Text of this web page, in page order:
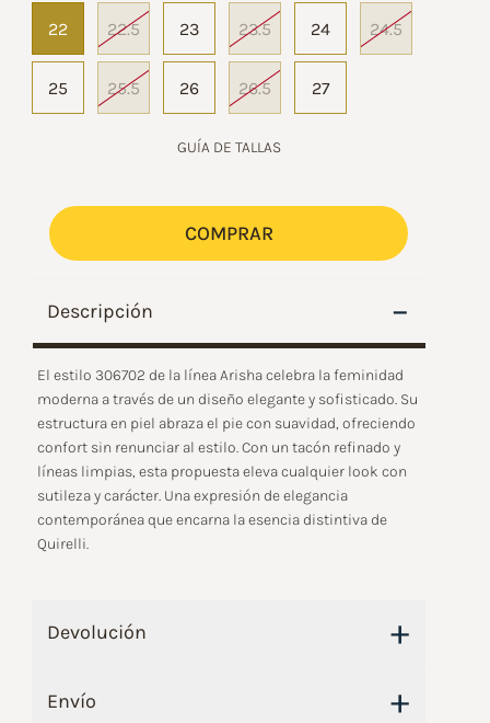
Descripción –
El estilo 306702 de la línea Arisha celebra la feminidad
moderna a través de un diseño elegante y sofisticado. Su
estructura en piel abraza el pie con suavidad, ofreciendo
confort sin renunciar al estilo. Con un tacón refinado y
líneas limpias, esta propuesta eleva cualquier look con
sutileza y carácter. Una expresión de elegancia
contemporánea que encarna la esencia distintiva de
Quirelli.
Devolución +
Envío +
22 22.5 23 23.5 24 24.5
25 25.5 26 26.5 27
GUÍA DE TALLAS
COMPRAR